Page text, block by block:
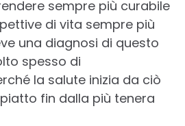
sempre più curabile
di vita sempre più
una diagnosi di questo
spesso di
la salute inizia da ciò
fin dalla più tenera